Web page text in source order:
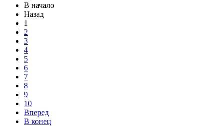
В начало
Назад
1
2
3
4
5
6
7
8
9
10
Вперед
В конец